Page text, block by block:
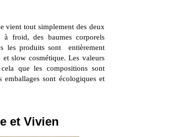
vient tout simplement des deux
à froid, des baumes corporels
les produits sont entièrement
slow cosmétique. Les valeurs
que les compositions sont
sont écologiques et
et Vivien